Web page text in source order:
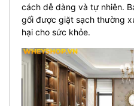
cách dễ dàng và tự nhiên.
gối được giặt sạch thường
hại cho sức khỏe.